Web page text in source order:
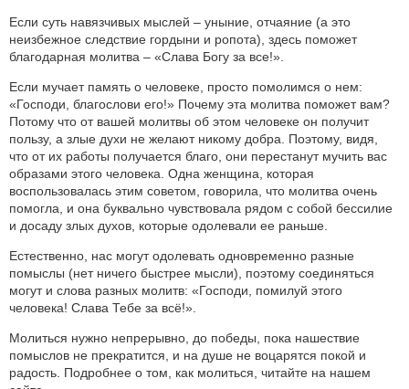
Если суть навязчивых мыслей – уныние, отчаяние (а это
неизбежное следствие гордыни и ропота), здесь поможет
благодарная молитва – «Слава Богу за все!».
Если мучает память о человеке, просто помолимся о нем:
«Господи, благослови его!» Почему эта молитва поможет вам?
Потому что от вашей молитвы об этом человеке он получит
пользу, а злые духи не желают никому добра. Поэтому, видя,
что от их работы получается благо, они перестанут мучить вас
образами этого человека. Одна женщина, которая
воспользовалась этим советом, говорила, что молитва очень
помогла, и она буквально чувствовала рядом с собой бессилие
и досаду злых духов, которые одолевали ее раньше.
Естественно, нас могут одолевать одновременно разные
помыслы (нет ничего быстрее мысли), поэтому соединяться
могут и слова разных молитв: «Господи, помилуй этого
человека! Слава Тебе за всё!».
Молиться нужно непрерывно, до победы, пока нашествие
помыслов не прекратится, и на душе не воцарятся покой и
радость. Подробнее о том, как молиться, читайте на нашем